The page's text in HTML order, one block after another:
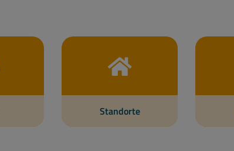
Standorte